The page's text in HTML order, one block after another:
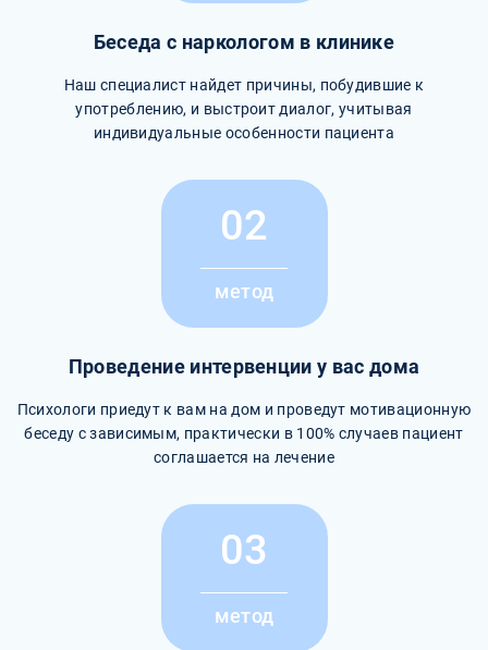
Беседа с наркологом в клинике
Наш специалист найдет причины, побудившие к
употреблению, и выстроит диалог, учитывая
индивидуальные особенности пациента
02
метод
Проведение интервенции у вас дома
Психологи приедут к вам на дом и проведут мотивационную
беседу с зависимым, практически в 100% случаев пациент
соглашается на лечение
03
метод